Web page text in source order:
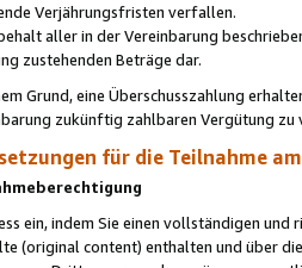
Verjährungsfristen verfallen.
aller in der Vereinbarung
zustehenden Beträge dar.
Grund, eine Überschusszahlung
zukünftig zahlbaren Vergütung zu
für die Teilnahme
ein, indem Sie einen vollständigen
(original content) enthalten und über